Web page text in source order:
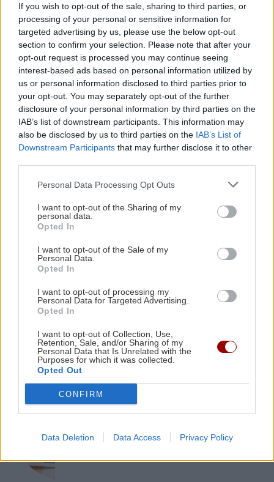
If you wish to opt-out of the sale, sharing to third parties, or
processing of your personal or sensitive information for
targeted advertising by us, please use the below opt-out
section to confirm your selection. Please note that after your
opt-out request is processed you may continue seeing
interest-based ads based on personal information utilized by
us or personal information disclosed to third parties prior to
your opt-out. You may separately opt-out of the further
disclosure of your personal information by third parties on the
IAB’s list of downstream participants. This information may
also be disclosed by us to third parties on the IAB’s List of
Downstream Participants that may further disclose it to other
Personal Data Processing Opt Outs
I want to opt-out of the Sharing of my
personal data.
Opted In
I want to opt-out of the Sale of my
Personal Data.
Opted In
I want to opt-out of processing my
Personal Data for Targeted Advertising.
Opted In
I want to opt-out of Collection, Use,
Retention, Sale, and/or Sharing of my
Personal Data that Is Unrelated with the
Purposes for which it was collected.
Opted Out
CONFIRM
Data Deletion Data Access Privacy Policy
Αλίκης Βουγιουκλάκη
10:44
ΕΠΙΣΤΗΜΗ
Η ακραία ζέστη δημιουργεί μια νέα κλιματική
πραγματικότητα – 500.000 άνθρωποι
πεθαίνουν κάθε χρόνο
10:35
ΚΡΗΤΗ
Ρέθυμνο: Μήνυμα αισιοδοξίας από τον
τουρισμό μετά τις πυρκαγιές στο νότο
Νότια Κορέα: Διευθυντής τράπεζας έκλεβε
λεφτά -Tα αντικαθιστούσε με χαρτονομίσματα
με πάπιες
Κρήτη - νοσοκομεία: Κλινικές πάνω από τα
όριά τους με υπαράριθμους ασθενείς
ΚΡΗΤΗ
Κρήτη: Μία ακόμα τραγωδία με
γυναίκα σε θάλασσα
ΠΕΡΙΕΡΓΑ - ΠΑΡΑΞΕΝΑ
κάτω από τη θάλασσα
ΠΟΛΙΤΙΚΟ ΠΑΡΑΣΚΗΝΙΟ
Το πρώτο αυτοκίνητο του Κυριάκου
Μητσοτάκη
ΟΙΚΟΝΟΜΙΑ
Επίδομα 150 ευρώ: Ποιοι θα
πληρωθούν τέλη Αυγούστου